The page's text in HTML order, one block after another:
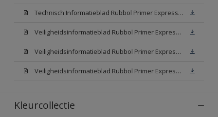
Technisch Informatieblad Rubbol Primer Express (PDF)
Veiligheidsinformatieblad Rubbol Primer Express White (MSDS)
Veiligheidsinformatieblad Rubbol Primer Express W05 (MSDS)
Veiligheidsinformatieblad Rubbol Primer Express N00 (MSDS)
Kleurcollectie